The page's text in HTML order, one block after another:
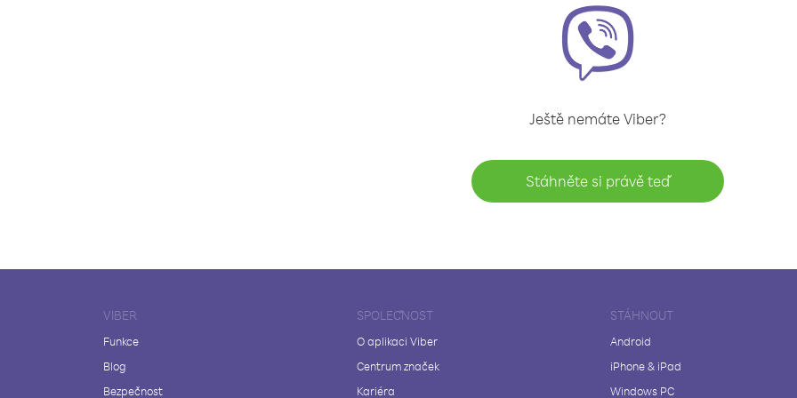
Ještě nemáte Viber?
Stáhněte si právě teď
VIBER
Funkce
Blog
Bezpečnost
SPOLEČNOST
O aplikaci Viber
Centrum značek
Kariéra
STÁHNOUT
Android
iPhone & iPad
Windows PC